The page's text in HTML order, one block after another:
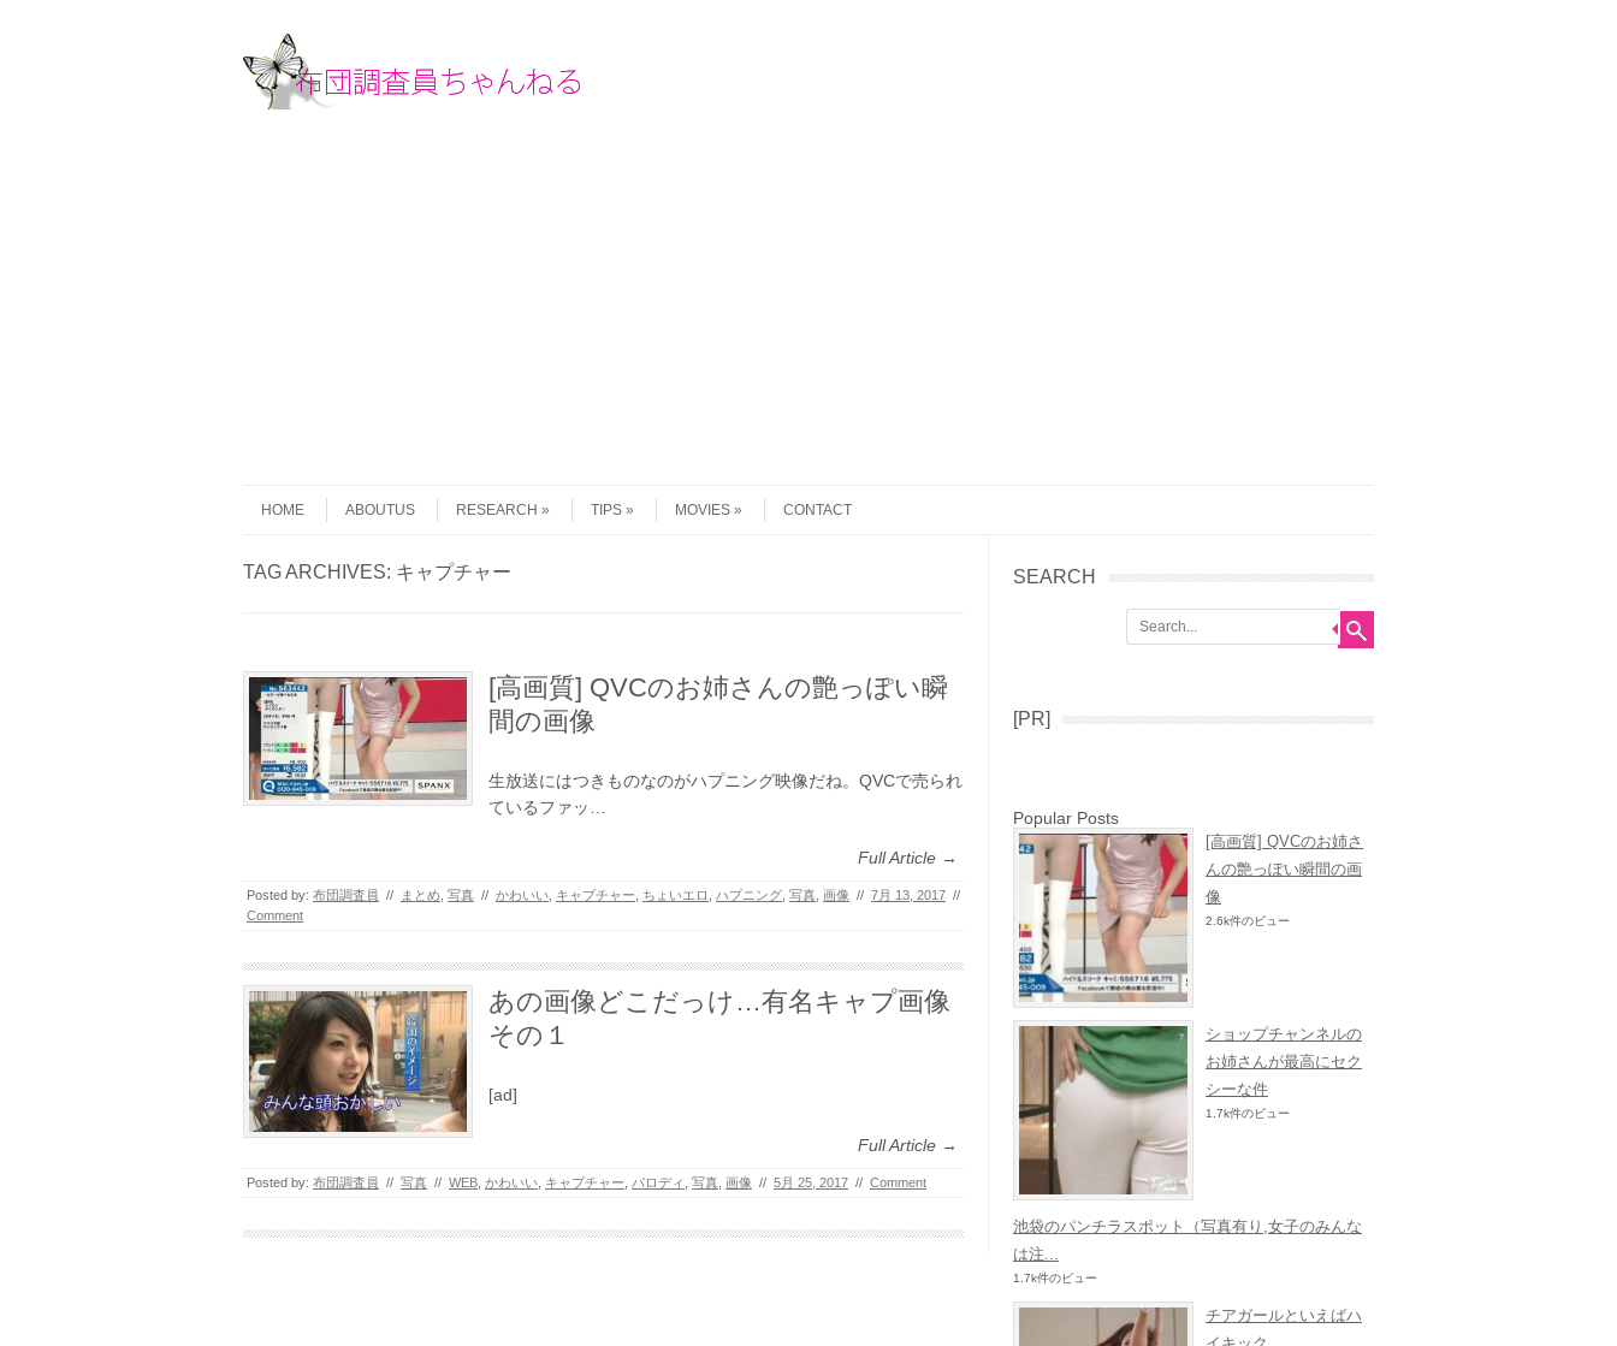
Menu
HOME
ABOUTUS RESEARCH TIPS MOVIES CONTACT
TAG ARCHIVES: キャプチャー
[高画質] QVCのお姉さんの艶っぽい瞬
間の画像
生放送にはつきものなのがハプニング映像だね。QVCで売られ
ているファッ…
Full Article →
Posted by: 布団調査員 // まとめ 写真 // かわいい キャプチャー ちょいエロ ハプニング 写真 画像 // 7月 13, 2017 //
Comment
あの画像どこだっけ…有名キャプ画像
その１
[ad]
Full Article →
Posted by: 布団調査員 // 写真 // WEB かわいい キャプチャー パロディ 写真 画像 // 5月 25, 2017 // Comment
SEARCH
[PR]
Popular Posts
[高画質] QVCのお姉さ
んの艶っぽい瞬間の画
像
2.6k件のビュー
ショップチャンネルの
お姉さんが最高にセク
シーな件
1.7k件のビュー
池袋のパンチラスポット（写真有り,女子のみんな
は注...
1.7k件のビュー
チアガールといえばハ